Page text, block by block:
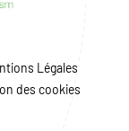
Légales
des cookies